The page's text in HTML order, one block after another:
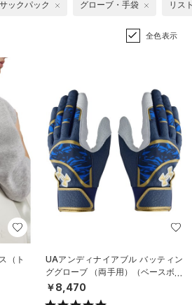
サックパック グローブ・手袋 リス
全色表示
（ト
UAアンディナイアブル バッティン
ググローブ （両手用）（ベースボー
ル/MEN）
￥8,470